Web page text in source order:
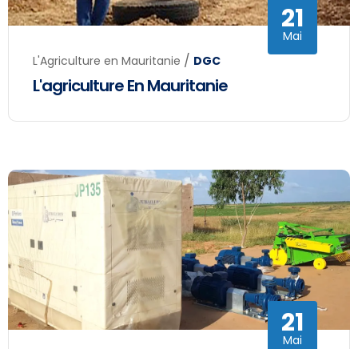
21
Mai
L'Agriculture en Mauritanie / DGC
L'agriculture En Mauritanie
21
Mai